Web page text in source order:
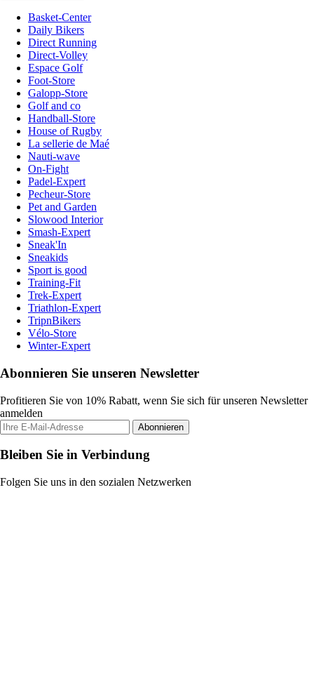
Basket-Center
Daily Bikers
Direct Running
Direct-Volley
Espace Golf
Foot-Store
Galopp-Store
Golf and co
Handball-Store
House of Rugby
La sellerie de Maé
Nauti-wave
On-Fight
Padel-Expert
Pecheur-Store
Pet and Garden
Slowood Interior
Smash-Expert
Sneak'In
Sneakids
Sport is good
Training-Fit
Trek-Expert
Triathlon-Expert
TripnBikers
Vélo-Store
Winter-Expert
Abonnieren Sie unseren Newsletter
Profitieren Sie von 10% Rabatt, wenn Sie sich für unseren Newsletter
anmelden
Abonnieren
Bleiben Sie in Verbindung
Folgen Sie uns in den sozialen Netzwerken